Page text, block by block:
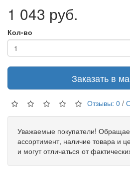
1 043 руб.
Кол-во
Заказать в
Отзывы: 0 /
Уважаемые покупатели!
ассортимент, наличие товара и
и могут отличаться от